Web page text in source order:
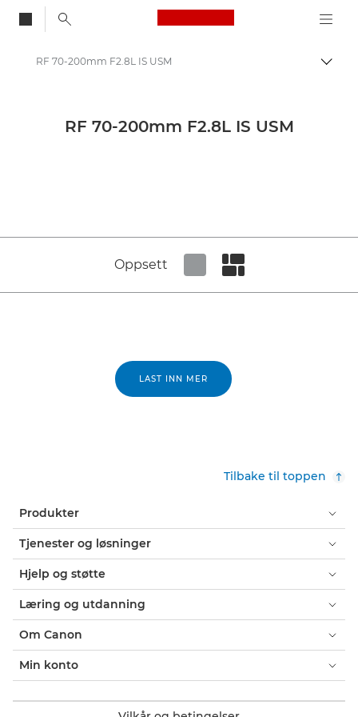
Canon Logo, back
Pressesenter
RF 70-200mm F2.8L IS USM
RF 70-200mm F2.8L IS USM
Oppsett
LAST INN MER
Tilbake til toppen
Produkter
Tjenester og løsninger
Hjelp og støtte
Læring og utdanning
Om Canon
Min konto